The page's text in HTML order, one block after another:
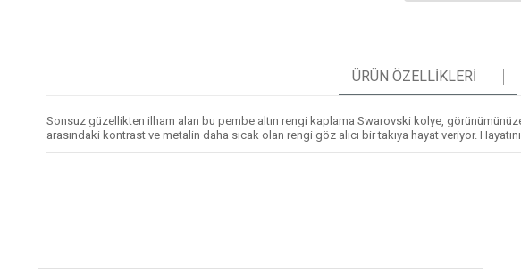
ÜRÜN ÖZELLIKLERI
Sonsuz güzellikten ilham alan bu pembe altın rengi kaplama Swarovski kolye,
arasındaki kontrast ve metalin daha sıcak olan rengi göz alıcı bir takıya hayat veriyor.